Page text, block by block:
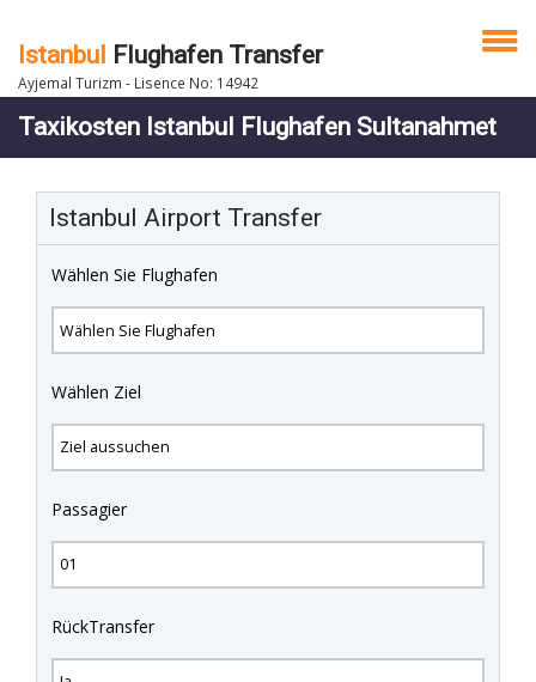
Istanbul Flughafen Transfer
Ayjemal Turizm - Lisence No: 14942
Taxikosten Istanbul Flughafen Sultanahmet
Istanbul Airport Transfer
Wählen Sie Flughafen
Wählen Ziel
Passagier
RückTransfer